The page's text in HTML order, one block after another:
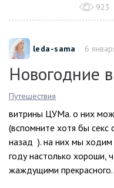
923
leda-sama 6
Новогодние
Путешествия
витрины ЦУМа. о них
(вспомните хотя бы секс
назад ). на них мы ходим
году настолько хороши,
жаждущими